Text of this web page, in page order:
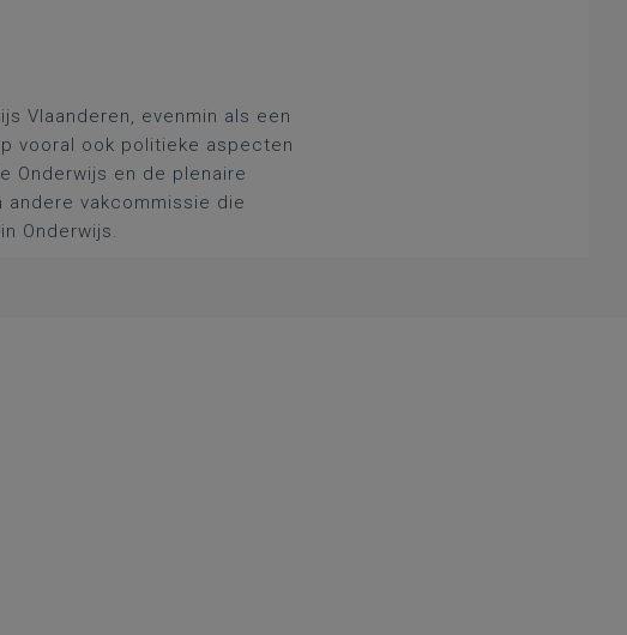
Vlaanderen, evenmin als een
vooral ook politieke aspecten
Onderwijs en de plenaire
andere vakcommissie die
Onderwijs.